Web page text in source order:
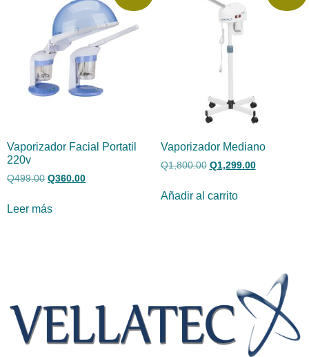
Vaporizador Facial Portatil
220v
Q499.00 Q360.00
Leer más
Vaporizador Mediano
Q1,800.00 Q1,299.00
Añadir al carrito